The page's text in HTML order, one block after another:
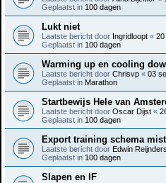
Geplaatst in 100 dagen
Lukt niet
Laatste bericht door Ingridloopt « 20
Geplaatst in 100 dagen
Warming up en cooling
Laatste bericht door Chrisvp « 03
Geplaatst in Marathon
Startbewijs Hele van
Laatste bericht door Oscar Dijst «
Geplaatst in 100 dagen
Export training schema
Laatste bericht door Edwin Reijnders
Geplaatst in 100 dagen
Slapen en IF